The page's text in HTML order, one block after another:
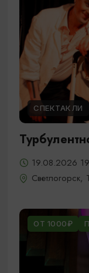
СПЕКТАКЛИ
19.08.2026
Светлогорск,
ОТ 1000₽